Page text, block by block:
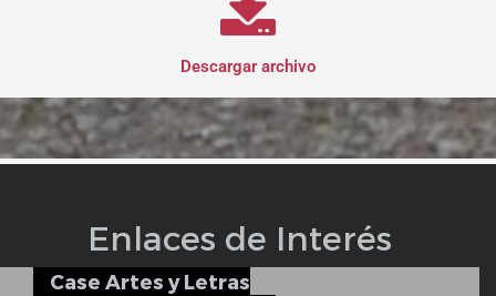
Descargar archivo
Enlaces de Interés
Case Artes y Letras